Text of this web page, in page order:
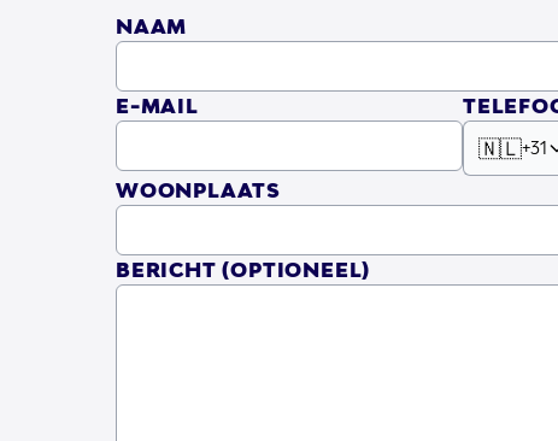
NAAM
E-MAIL
🇳🇱+31
WOONPLAATS
BERICHT (OPTIONEEL)